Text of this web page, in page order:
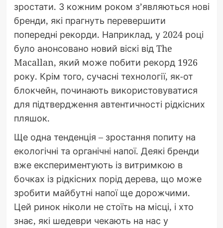
зростати. З кожним роком з’являються нові
бренди, які прагнуть перевершити
попередні рекорди. Наприклад, у 2024 році
було анонсовано новий віскі від The
Macallan, який може побити рекорд 1926
року. Крім того, сучасні технології, як-от
блокчейн, починають використовуватися
для підтвердження автентичності рідкісних
пляшок.
Ще одна тенденція – зростання попиту на
екологічні та органічні напої. Деякі бренди
вже експериментують із витримкою в
бочках із рідкісних порід дерева, що може
зробити майбутні напої ще дорожчими.
Цей ринок ніколи не стоїть на місці, і хто
знає, які шедеври чекають на нас у